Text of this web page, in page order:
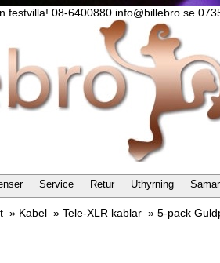
festvilla! 08-6400880 info@billebro.se
Service Retur Uthyrning
» Kabel »Tele-XLR kablar »5-pack